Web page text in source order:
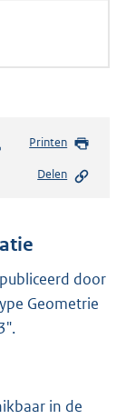
Printen
Delen
door
Geometrie
in de